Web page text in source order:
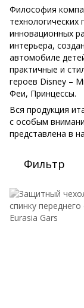
Философия
инновационных
интерьера,
автомобиле
практичные и
героев Disney –
Феи, Принцессы.
Вся продукция
с особым
представлена в
Фильтр